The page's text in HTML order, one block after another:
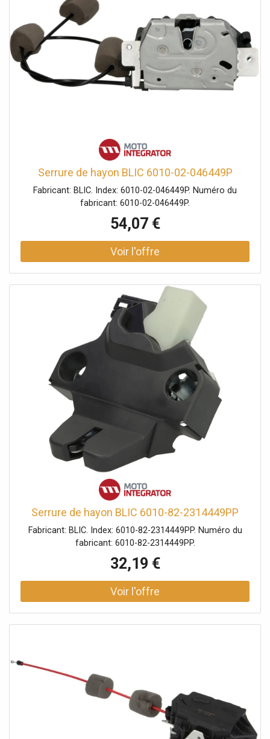
Serrure de hayon BLIC 6010-02-046449P
Fabricant: BLIC. Index: 6010-02-046449P. Numéro du
fabricant: 6010-02-046449P.
54,07 €
Serrure de hayon BLIC 6010-82-2314449PP
Fabricant: BLIC. Index: 6010-82-2314449PP. Numéro du
fabricant: 6010-82-2314449PP.
32,19 €